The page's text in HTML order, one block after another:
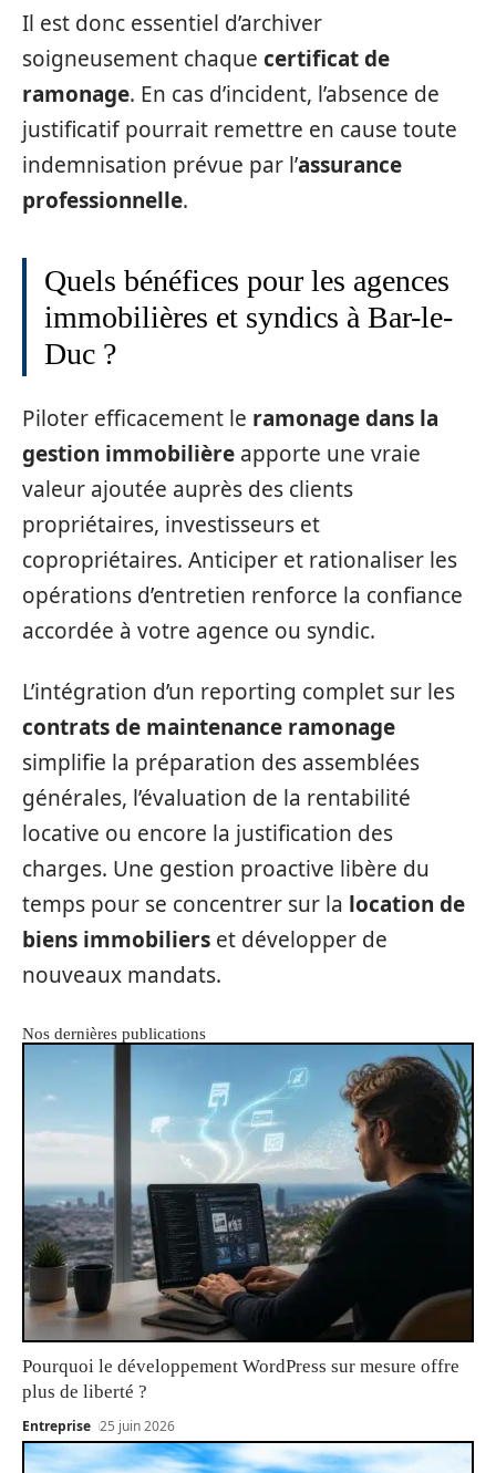
Il est donc essentiel d’archiver
soigneusement chaque certificat de
ramonage. En cas d’incident, l’absence de
justificatif pourrait remettre en cause toute
indemnisation prévue par l’assurance
professionnelle.
Quels bénéfices pour les agences
immobilières et syndics à Bar-le-
Duc ?
Piloter efficacement le ramonage dans la
gestion immobilière apporte une vraie
valeur ajoutée auprès des clients
propriétaires, investisseurs et
copropriétaires. Anticiper et rationaliser les
opérations d’entretien renforce la confiance
accordée à votre agence ou syndic.
L’intégration d’un reporting complet sur les
contrats de maintenance ramonage
simplifie la préparation des assemblées
générales, l’évaluation de la rentabilité
locative ou encore la justification des
charges. Une gestion proactive libère du
temps pour se concentrer sur la location de
biens immobiliers et développer de
nouveaux mandats.
Nos dernières publications
Pourquoi le développement WordPress sur mesure offre
plus de liberté ?
Entreprise 25 juin 2026